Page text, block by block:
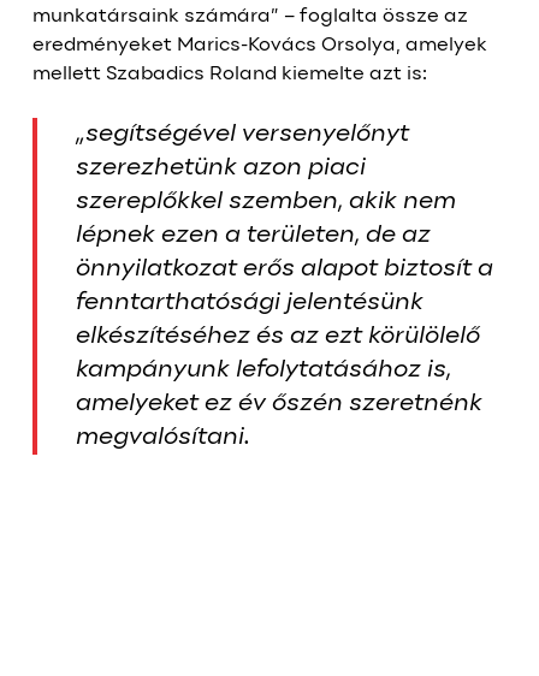
munkatársaink számára” – foglalta össze az
eredményeket Marics-Kovács Orsolya, amelyek
mellett Szabadics Roland kiemelte azt is:
„segítségével versenyelőnyt
szerezhetünk azon piaci
szereplőkkel szemben, akik nem
lépnek ezen a területen, de az
önnyilatkozat erős alapot biztosít a
fenntarthatósági jelentésünk
elkészítéséhez és az ezt körülölelő
kampányunk lefolytatásához is,
amelyeket ez év őszén szeretnénk
megvalósítani.